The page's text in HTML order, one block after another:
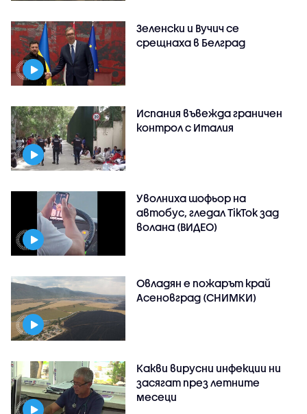
Зеленски и Вучич се
срещнаха в Белград
Испания въвежда граничен
контрол с Италия
Уволниха шофьор на
автобус, гледал TikTok зад
волана (ВИДЕО)
Овладян е пожарът край
Асеновград (СНИМКИ)
Какви вирусни инфекции ни
засягат през летните
месеци